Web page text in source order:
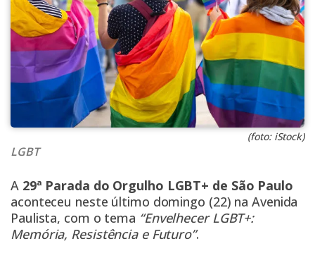
(foto: iStock)
LGBT
A 29ª Parada do Orgulho LGBT+ de São Paulo
aconteceu neste último domingo (22) na Avenida
Paulista, com o tema “Envelhecer LGBT+:
Memória, Resistência e Futuro”.